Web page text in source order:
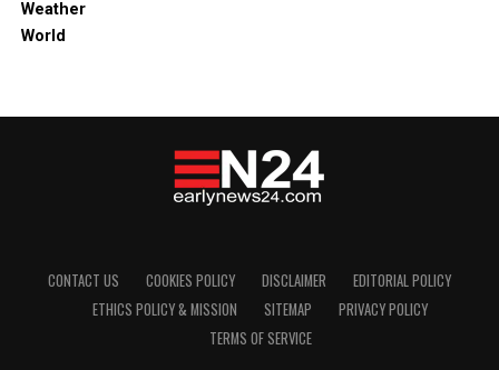
Weather
World
CONTACT US COOKIES POLICY DISCLAIMER
EDITORIAL POLICY
ETHICS POLICY & MISSION
SITEMAP
PRIVACY POLICY
TERMS OF SERVICE